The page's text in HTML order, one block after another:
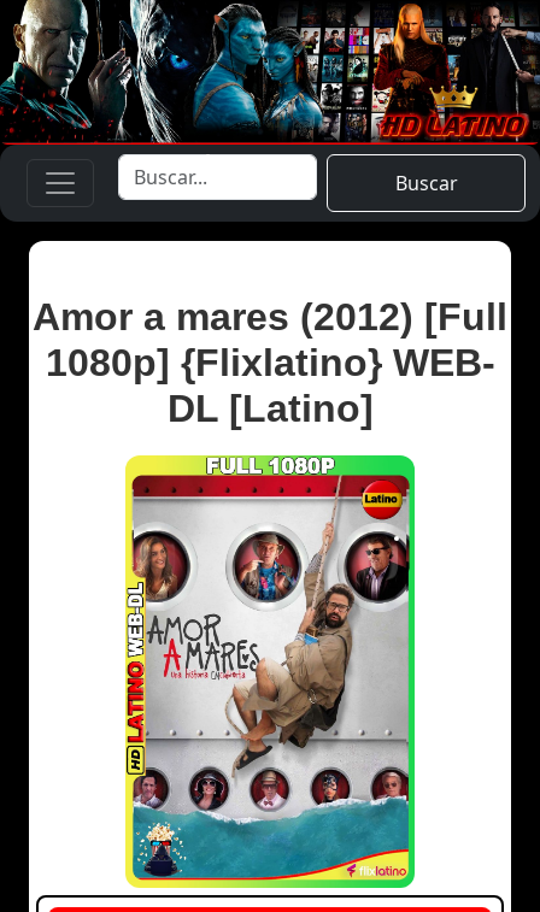
Buscar
Amor a mares (2012) [Full
1080p] {Flixlatino} WEB-
DL [Latino]